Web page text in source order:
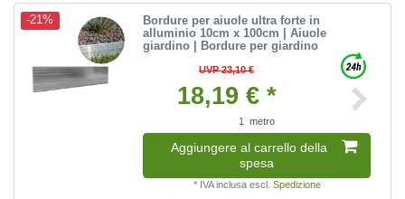
-21%
Bordure per aiuole ultra forte in
alluminio 10cm x 100cm | Aiuole
giardino | Bordure per giardino
UVP 23,10 €
18,19 € *
1 metro
Aggiungere al carrello della
spesa
* IVA inclusaescl. Spedizione